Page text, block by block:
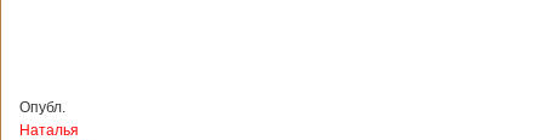
Опубл.
Наталья